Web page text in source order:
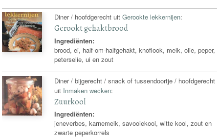
Diner / hoofdgerecht uitGerookte lekkernijen:
Gerookt gehaktbrood
Ingrediënten:
brood, ei, half-om-halfgehakt, knoflook, melk, olie, peper,
peterselie, ui en zout
Diner / bijgerecht / snack of tussendoortje / hoofdgerecht
uit Inmaken wecken:
Zuurkool
Ingrediënten:
jeneverbes, karnemelk, savooiekool, witte kool, zout en
zwarte peperkorrels